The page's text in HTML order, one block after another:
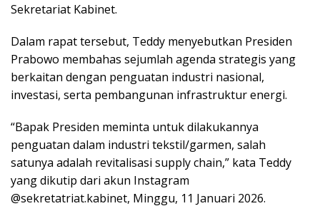
Sekretariat Kabinet.
Dalam rapat tersebut, Teddy menyebutkan Presiden
Prabowo membahas sejumlah agenda strategis yang
berkaitan dengan penguatan industri nasional,
investasi, serta pembangunan infrastruktur energi.
“Bapak Presiden meminta untuk dilakukannya
penguatan dalam industri tekstil/garmen, salah
satunya adalah revitalisasi supply chain,” kata Teddy
yang dikutip dari akun Instagram
@sekretatriat.kabinet, Minggu, 11 Januari 2026.